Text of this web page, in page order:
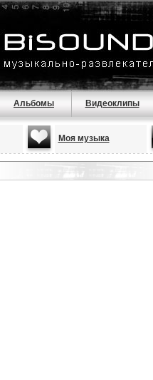
Альбомы Видеоклипы
Моя музыка